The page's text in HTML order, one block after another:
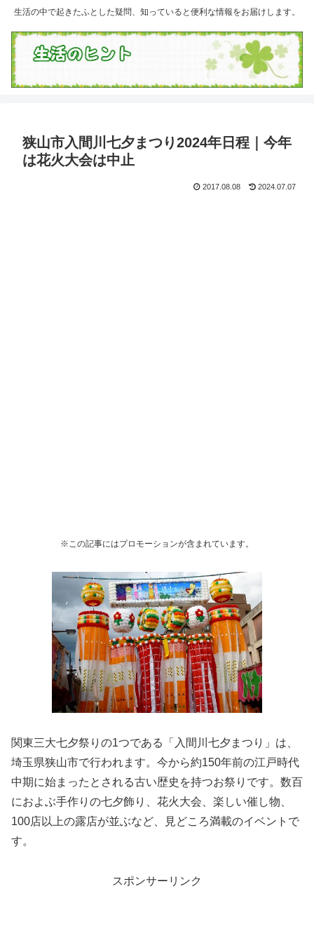
生活の中で起きたふとした疑問、知っていると便利な情報をお届けします。
狭山市入間川七夕まつり2024年日程｜今年
は花火大会は中止
2017.08.08 2024.07.07
※この記事にはプロモーションが含まれています。
関東三大七夕祭りの1つである「入間川七夕まつり」は、
埼玉県狭山市で行われます。今から約150年前の江戸時代
中期に始まったとされる古い歴史を持つお祭りです。数百
におよぶ手作りの七夕飾り、花火大会、楽しい催し物、
100店以上の露店が並ぶなど、見どころ満載のイベントで
す。
スポンサーリンク